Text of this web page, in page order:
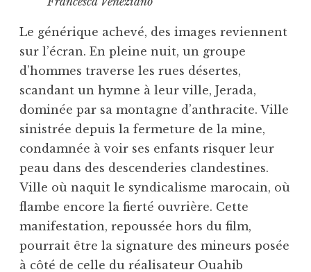
Le générique achevé, des images reviennent
sur l’écran. En pleine nuit, un groupe
d’hommes traverse les rues désertes,
scandant un hymne à leur ville, Jerada,
dominée par sa montagne d’anthracite. Ville
sinistrée depuis la fermeture de la mine,
condamnée à voir ses enfants risquer leur
peau dans des descenderies clandestines.
Ville où naquit le syndicalisme marocain, où
flambe encore la fierté ouvrière. Cette
manifestation, repoussée hors du film,
pourrait être la signature des mineurs posée
à côté de celle du réalisateur Ouahib